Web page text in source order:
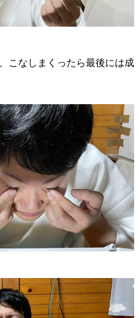
こなしまくったら最後には成